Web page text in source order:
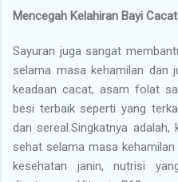
Mencegah Kelahiran Bayi Cacat
Sayuran juga sangat
selama masa kehamilan dan
keadaan cacat, asam folat
besi terbaik seperti yang
dan sereal.Singkatnya
sehat selama masa
kesehatan janin, nutrisi